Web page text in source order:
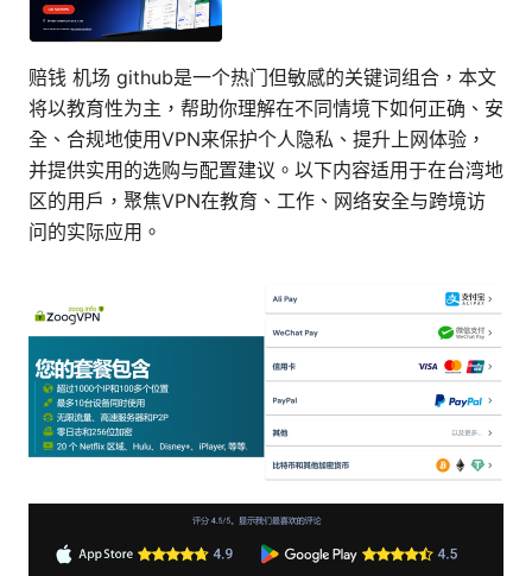
赔钱 机场 github是一个热门但敏感的关键词组合，本文
将以教育性为主，帮助你理解在不同情境下如何正确、安
全、合规地使用VPN来保护个人隐私、提升上网体验，
并提供实用的选购与配置建议。以下内容适用于在台湾地
区的用户，聚焦VPN在教育、工作、网络安全与跨境访
问的实际应用。